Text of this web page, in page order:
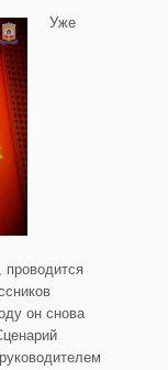
Уже
он снова